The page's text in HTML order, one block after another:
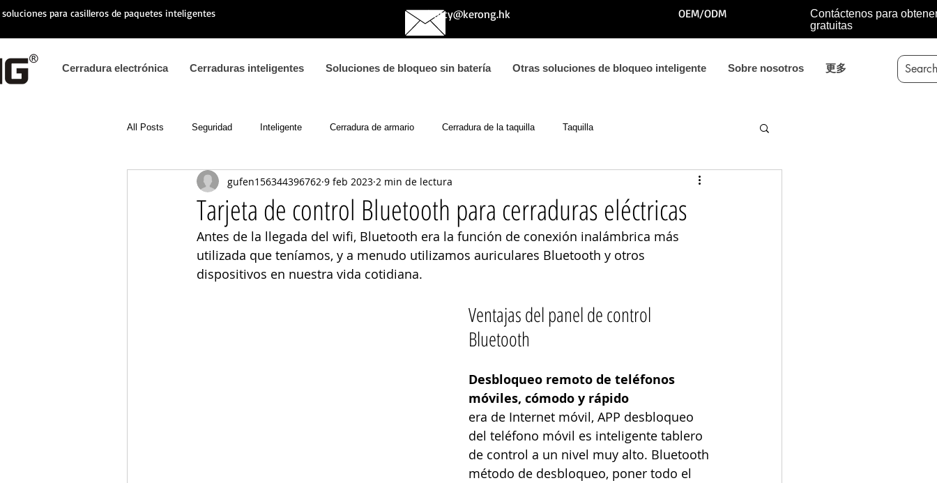
para casilleros de paquetes inteligentes betty@kerong.hk OEM/ODM
Contáctenos para
gratuitas
Cerradura electrónica Cerraduras inteligentes Soluciones de bloqueo sin batería Otras soluciones de bloqueo inteligente Sobre nosotros 更多
All Posts Seguridad Inteligente Cerradura de armario Cerradura de la taquilla Taquilla
Tarjeta de control Bluetooth para cerraduras eléctricas
gufen156344396762 9 feb 2023 2 min de lectura
Antes de la llegada del wifi, Bluetooth era la función de conexión inalámbrica más
utilizada que teníamos, y a menudo utilizamos auriculares Bluetooth y otros
dispositivos en nuestra vida cotidiana.
Ventajas del panel de control
Bluetooth
Desbloqueo remoto de teléfonos
móviles, cómodo y rápido
era de Internet móvil, APP desbloqueo
del teléfono móvil es inteligente tablero
de control a un nivel muy alto. Bluetooth
método de desbloqueo, poner todo el